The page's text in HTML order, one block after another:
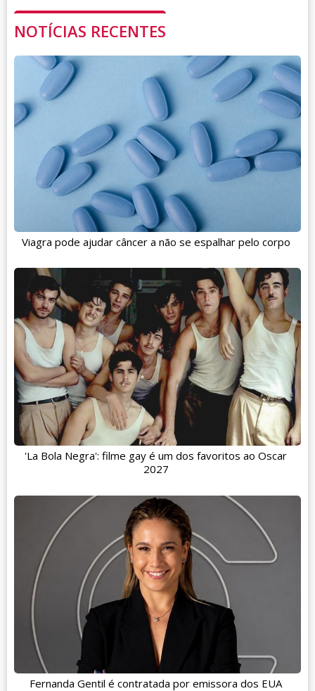
NOTÍCIAS RECENTES
Viagra pode ajudar câncer a não se espalhar pelo corpo
'La Bola Negra': filme gay é um dos favoritos ao Oscar
2027
Fernanda Gentil é contratada por emissora dos EUA